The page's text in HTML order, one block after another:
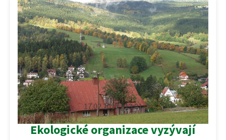
17.02.2017 | 13:01
Ekologické organizace vyzývají